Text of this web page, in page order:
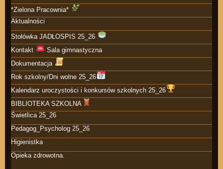
*Zielona Pracownia*
Aktualności
Stołówka JADŁOSPIS 25_26
Kontakt
Sala gimnastyczna
Dokumentacja
Rok szkolny/Dni wolne 25_26
Kalendarz uroczystości i konkursów szkolnych 25_26
BIBLIOTEKA SZKOLNA
Świetlica 25_26
Pedagog_Psycholog 25_26
Higienistka
Opieka zdrowotna.